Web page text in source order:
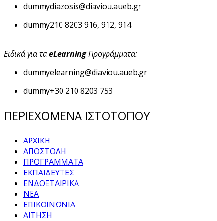
dummydiazosis@diaviou.aueb.gr
dummy210 8203 916, 912, 914
Ειδικά για ταeLearningΠρογράμματα:
dummyelearning@diaviou.aueb.gr
dummy+30 210 8203 753
ΠΕΡΙΕΧΟΜΕΝΑ ΙΣΤΟΤΟΠΟΥ
ΑΡΧΙΚΗ
ΑΠΟΣΤΟΛΗ
ΠΡΟΓΡΑΜΜΑΤΑ
ΕΚΠΑΙΔΕΥΤΕΣ
ΕΝΔΟΕΤΑΙΡΙΚΑ
ΝΕΑ
ΕΠΙΚΟΙΝΩΝΙΑ
ΑΙΤΗΣΗ